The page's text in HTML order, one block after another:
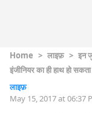
Home > लाइफ़ > इन
इंजीनियर का ही हाथ हो
लाइफ़
May 15, 2017 at 06:37